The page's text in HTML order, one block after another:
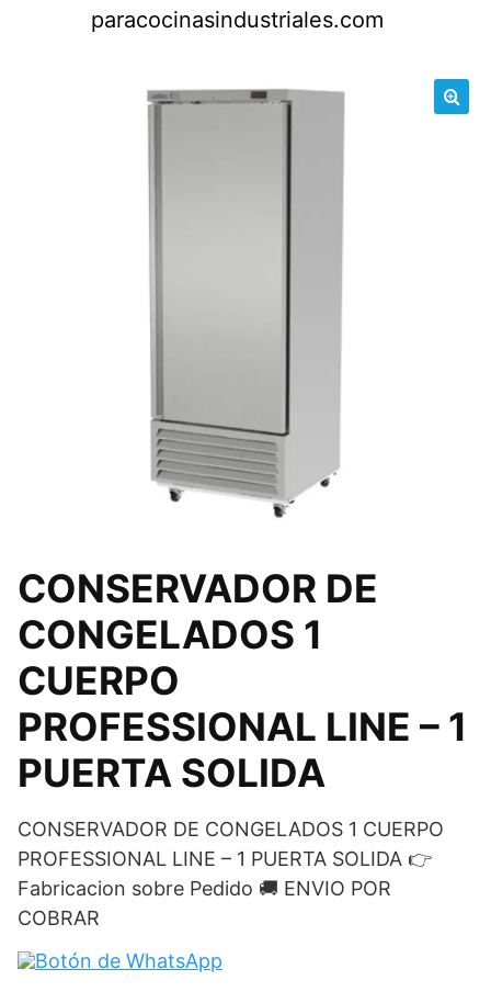
paracocinasindustriales.com
CONSERVADOR DE
CONGELADOS 1
CUERPO
PROFESSIONAL LINE – 1
PUERTA SOLIDA
CONSERVADOR DE CONGELADOS 1 CUERPO
PROFESSIONAL LINE – 1 PUERTA SOLIDA 👉
Fabricacion sobre Pedido 🚚 ENVIO POR
COBRAR